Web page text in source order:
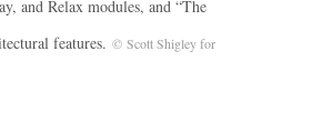
and Relax modules, and “The
features. © Scott Shigley for